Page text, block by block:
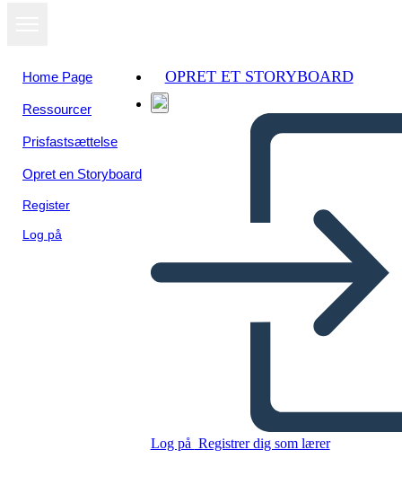
Home Page
Ressourcer
Prisfastsættelse
Opret en Storyboard
Register
Log på
OPRET ET STORYBOARD
Log på Registrer dig som lærer
Kopier dette storyboard
Se som
diasshow